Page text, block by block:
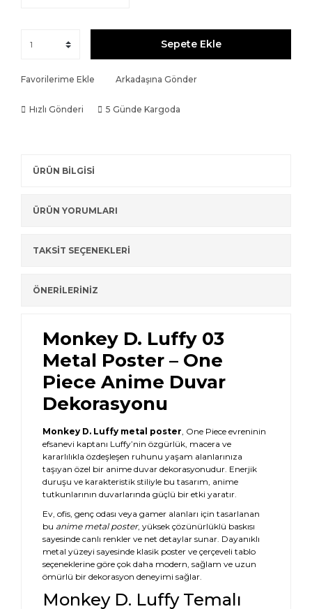
Sepete Ekle
Favorilerime Ekle Arkadaşına Gönder
Hızlı Gönderi 5 Günde Kargoda
ÜRÜN BİLGİSİ
ÜRÜN YORUMLARI
TAKSİT SEÇENEKLERİ
ÖNERİLERİNİZ
Monkey D. Luffy 03
Metal Poster – One
Piece Anime Duvar
Dekorasyonu
Monkey D. Luffy metal poster, One Piece evreninin
efsanevi kaptanı Luffy’nin özgürlük, macera ve
kararlılıkla özdeşleşen ruhunu yaşam alanlarınıza
taşıyan özel bir anime duvar dekorasyonudur. Enerjik
duruşu ve karakteristik stiliyle bu tasarım, anime
tutkunlarının duvarlarında güçlü bir etki yaratır.
Ev, ofis, genç odası veya gamer alanları için tasarlanan
bu anime metal poster, yüksek çözünürlüklü baskısı
sayesinde canlı renkler ve net detaylar sunar. Dayanıklı
metal yüzeyi sayesinde klasik poster ve çerçeveli tablo
seçeneklerine göre çok daha modern, sağlam ve uzun
ömürlü bir dekorasyon deneyimi sağlar.
Monkey D. Luffy Temalı